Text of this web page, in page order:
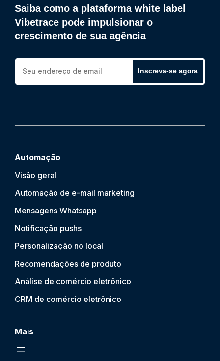
Saiba como a plataforma white label
Vibetrace pode impulsionar o
crescimento de sua agência
Inscreva-se agora
Automação
Visão geral
Automação de e-mail marketing
Mensagens Whatsapp
Notificação pushs
Personalização no local
Recomendações de produto
Análise de comércio eletrônico
CRM de comércio eletrônico
Mais